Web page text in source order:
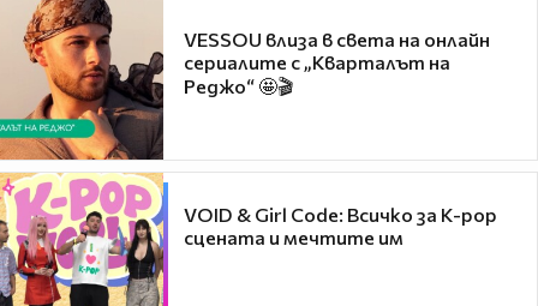
VESSOU влиза в света на онлайн
сериалите с „Кварталът на
Реджо“ 🤩🎬
VOID & Girl Code: Всичко за K-pop
сцената и мечтите им